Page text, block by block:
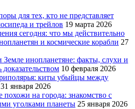
для тех, кто не представляет
и трейлов 19 марта 2026
сегодня: что мы действительно
и космические корабли 27
инопланетяне: факты, слухи и
10 февраля 2026
киты убыйцы между
31 января 2026
похожи на города: знакомство с
уголками планеты 25 января 2026